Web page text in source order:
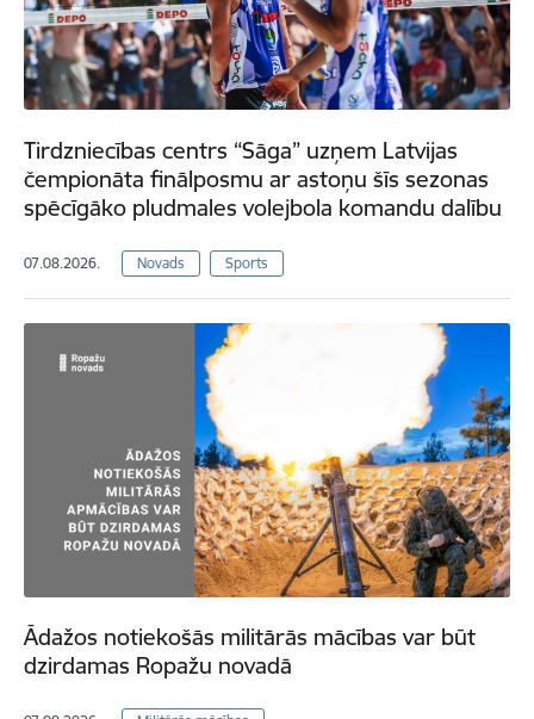
Tirdzniecības centrs “Sāga” uzņem Latvijas
čempionāta finālposmu ar astoņu šīs sezonas
spēcīgāko pludmales volejbola komandu dalību
07.08.2026. Novads Sports
Ādažos notiekošās militārās mācības var būt
dzirdamas Ropažu novadā